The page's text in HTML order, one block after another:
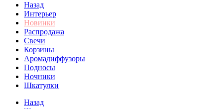
Назад
Интерьер
Новинки
Распродажа
Свечи
Корзины
Аромадиффузоры
Подносы
Ночники
Шкатулки
Назад